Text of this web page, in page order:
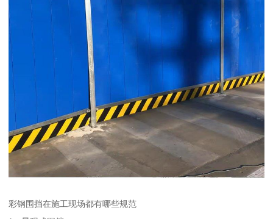
彩钢围挡在施工现场都有哪些规范